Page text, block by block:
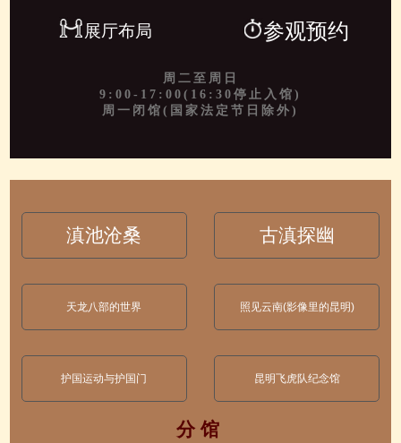
展厅布局 参观预约
周二至周日
9:00-17:00(16:30停止入馆)
周一闭馆(国家法定节日除外)
滇池沧桑 古滇探幽
天龙八部的世界 照见云南(影像里的昆明)
护国运动与护国门 昆明飞虎队纪念馆
分 馆